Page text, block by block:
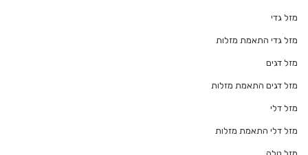
מזל גדי
מזל גדי התאמת מזלות
מזל דגים
מזל דגים התאמת מזלות
מזל דלי
מזל דלי התאמת מזלות